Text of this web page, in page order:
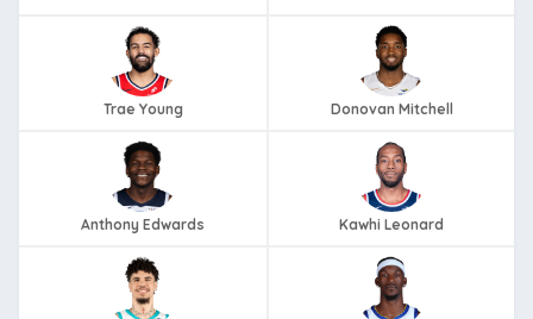
Trae Young Donovan Mitchell
Anthony Edwards Kawhi Leonard